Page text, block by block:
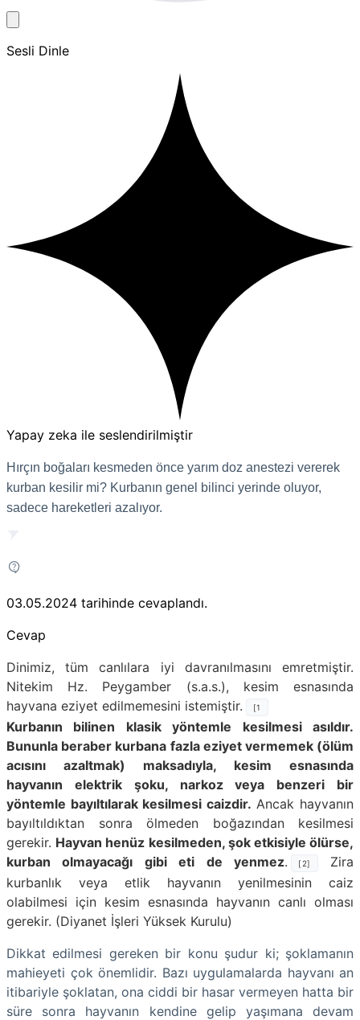
Sesli Dinle
Yapay zeka ile seslendirilmiştir
Hırçın boğaları kesmeden önce yarım doz anestezi vererek
kurban kesilir mi? Kurbanın genel bilinci yerinde oluyor,
sadece hareketleri azalıyor.
03.05.2024 tarihinde cevaplandı.
Cevap
Dinimiz, tüm canlılara iyi davranılmasını emretmiştir.
Nitekim Hz. Peygamber (s.a.s.), kesim esnasında
hayvana eziyet edilmemesini istemiştir.
[1
Kurbanın bilinen klasik yöntemle kesilmesi asıldır.
Bununla beraber kurbana fazla eziyet vermemek (ölüm
acısını azaltmak) maksadıyla, kesim esnasında
hayvanın elektrik şoku, narkoz veya benzeri bir
yöntemle bayıltılarak kesilmesi caizdir. Ancak hayvanın
bayıltıldıktan sonra ölmeden boğazından kesilmesi
gerekir. Hayvan henüz kesilmeden, şok etkisiyle ölürse,
kurban olmayacağı gibi eti de yenmez. [2]
Zira
kurbanlık veya etlik hayvanın yenilmesinin caiz
olabilmesi için kesim esnasında hayvanın canlı olması
gerekir. (Diyanet İşleri Yüksek Kurulu)
Dikkat edilmesi gereken bir konu şudur ki; şoklamanın
mahieyeti çok önemlidir. Bazı uygulamalarda hayvanı an
itibariyle şoklatan, ona ciddi bir hasar vermeyen hatta bir
süre sonra hayvanın kendine gelip yaşımana devam